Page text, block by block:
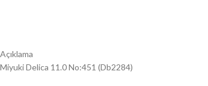
Açıklama
Miyuki Delica 11.0 No:451 (Db2284)